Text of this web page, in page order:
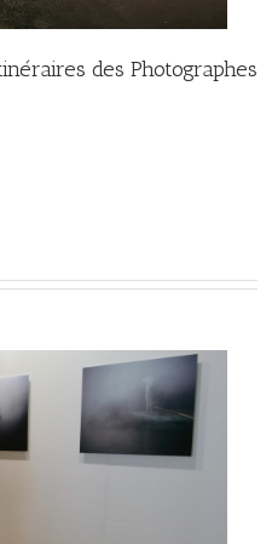
des Photographes